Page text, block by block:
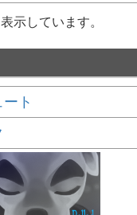
示しています。
ト